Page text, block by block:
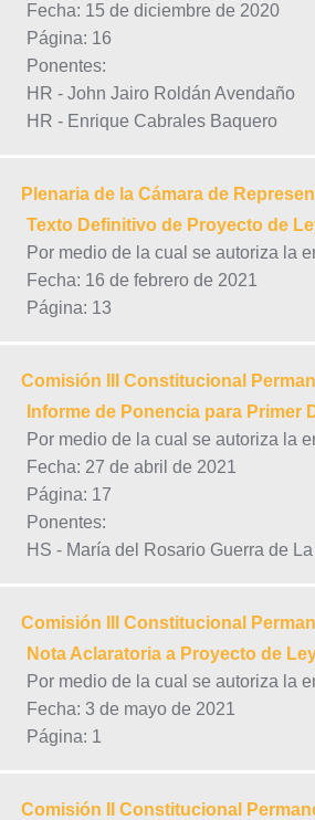
Fecha: 15 de diciembre de 2020
Página: 16
Ponentes:
HR - John Jairo Roldán Avendaño
HR - Enrique Cabrales Baquero
Plenaria de la Cámara de
Texto Definitivo de Proyecto de
Por medio de la cual se autoriza la
Fecha: 16 de febrero de 2021
Página: 13
Comisión III Constitucional
Informe de Ponencia para Primer
Por medio de la cual se autoriza la
Fecha: 27 de abril de 2021
Página: 17
Ponentes:
HS - María del Rosario Guerra de
Comisión III Constitucional
Nota Aclaratoria a Proyecto de
Por medio de la cual se autoriza la
Fecha: 3 de mayo de 2021
Página: 1
Comisión II Constitucional